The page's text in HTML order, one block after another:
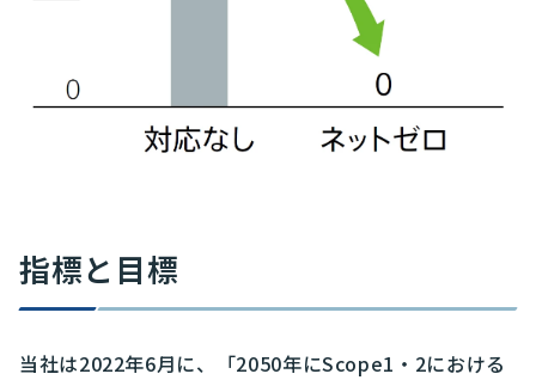
指標と目標
当社は2022年6月に、「2050年にScope1・2における